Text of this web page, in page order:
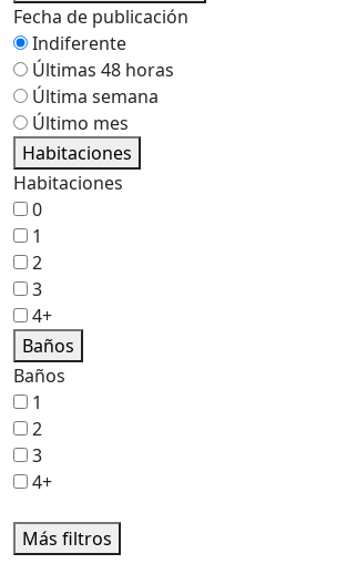
Fecha de publicación
Indiferente
Últimas 48 horas
Última semana
Último mes
Habitaciones
Habitaciones
0
1
2
3
4+
Baños
Baños
1
2
3
4+
Más filtros